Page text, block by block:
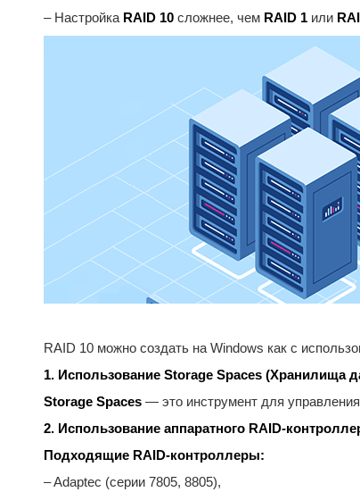
– Настройка RAID 10сложнее, чем RAID 1или
RAID 10 можно создать на Windows как с
1. Использование Storage Spaces (Хранилища
Storage Spaces— это инструмент для
2. Использование аппаратного RAID-
Подходящие RAID-контроллеры:
– Adaptec (серии 7805, 8805),